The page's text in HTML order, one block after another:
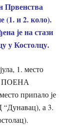
Првенства
(1. и 2. коло).
је на стази
у Костолцу.
1. место
ПОЕНА
припало је
а 3.